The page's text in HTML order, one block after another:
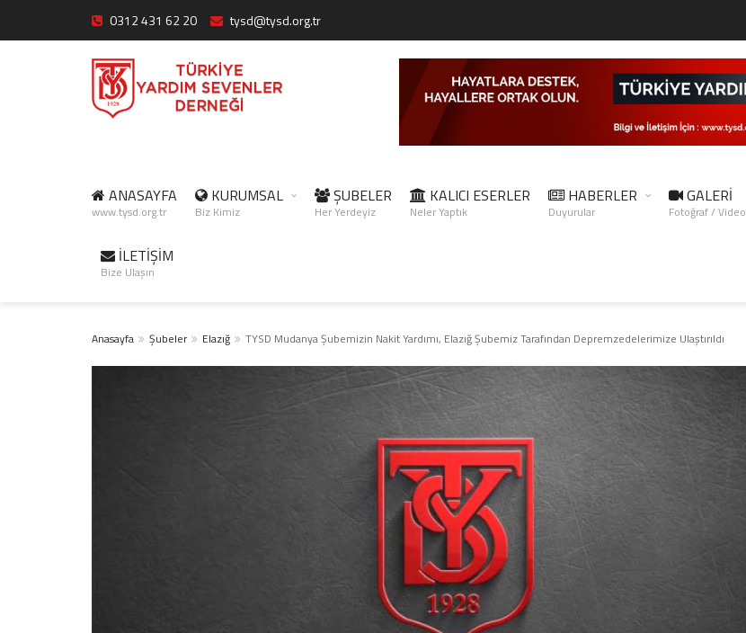
0312 431 62 20 tysd@tysd.org.tr
ANASAYFA
www.tysd.org.tr
KURUMSAL
Biz Kimiz
ŞUBELER
Her Yerdeyiz
KALICI ESERLER
Neler Yaptık
HABERLER
Duyurular
GALERİ
Fotoğraf / Video
İLETİŞİM
Bize Ulaşın
Anasayfa Şubeler Elazığ TYSD Mudanya Şubemizin Nakit Yardımı, Elazığ Şubemiz Tarafından Depremzedelerimize Ulaştırıldı